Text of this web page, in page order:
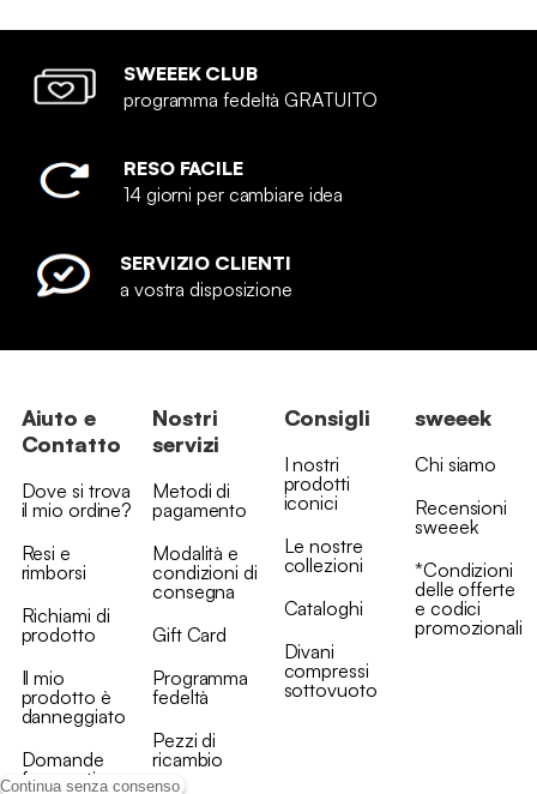
Continua senza consenso
SWEEEK CLUB
programma fedeltà GRATUITO
RESO FACILE
14 giorni per cambiare idea
SERVIZIO CLIENTI
a vostra disposizione
Aiuto e
Contatto
Dove si trova
il mio ordine?
Resi e
rimborsi
Richiami di
prodotto
Il mio
prodotto è
danneggiato
Domande
frequenti
Nostri
servizi
Metodi di
pagamento
Modalità e
condizioni di
consegna
Gift Card
Programma
fedeltà
Pezzi di
ricambio
Consigli
I nostri
prodotti
iconici
Le nostre
collezioni
Cataloghi
Divani
compressi
sottovuoto
sweeek
Chi siamo
Recensioni
sweeek
*Condizioni
delle offerte
e codici
promozionali